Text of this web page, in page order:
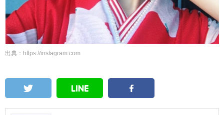
出典：https://instagram.com